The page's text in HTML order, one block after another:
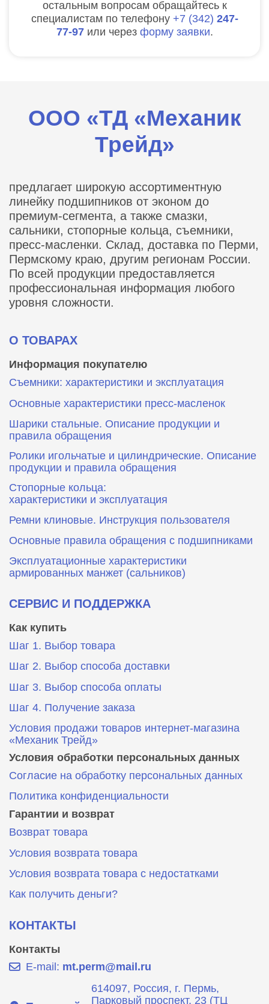
остальным вопросам обращайтесь к
специалистам по телефону
7 342 247-
77-97 или через форму заявки.
ООО «ТД «Механик
Трейд»
предлагает широкую ассортиментную
линейку подшипников от эконом до
премиум-сегмента, а также смазки,
сальники, стопорные кольца, съемники,
пресс-масленки. Склад, доставка по Перми,
Пермскому краю, другим регионам России.
По всей продукции предоставляется
профессиональная информация любого
уровня сложности.
О ТОВАРАХ
Информация покупателю
Съемники: характеристики и эксплуатация
Основные характеристики пресс‑масленок
Шарики стальные. Описание продукции и
правила обращения
Ролики игольчатые и цилиндрические. Описание
продукции и правила обращения
Стопорные кольца:
характеристики и эксплуатация
Ремни клиновые. Инструкция пользователя
Основные правила обращения с подшипниками
Эксплуатационные характеристики
армированных манжет (сальников)
СЕРВИС И ПОДДЕРЖКА
Как купить
Шаг 1. Выбор товара
Шаг 2. Выбор способа доставки
Шаг 3. Выбор способа оплаты
Шаг 4. Получение заказа
Условия продажи товаров интернет-магазина
«Механик Трейд»
Условия обработки персональных данных
Согласие на обработку персональных данных
Политика конфиденциальности
Гарантии и возврат
Возврат товара
Условия возврата товара
Условия возврата товара с недостатками
Как получить деньги?
КОНТАКТЫ
Контакты
E-mail: mt.perm@mail.ru
614097, Россия, г. Пермь,
Парковый проспект, 23 (ТЦ